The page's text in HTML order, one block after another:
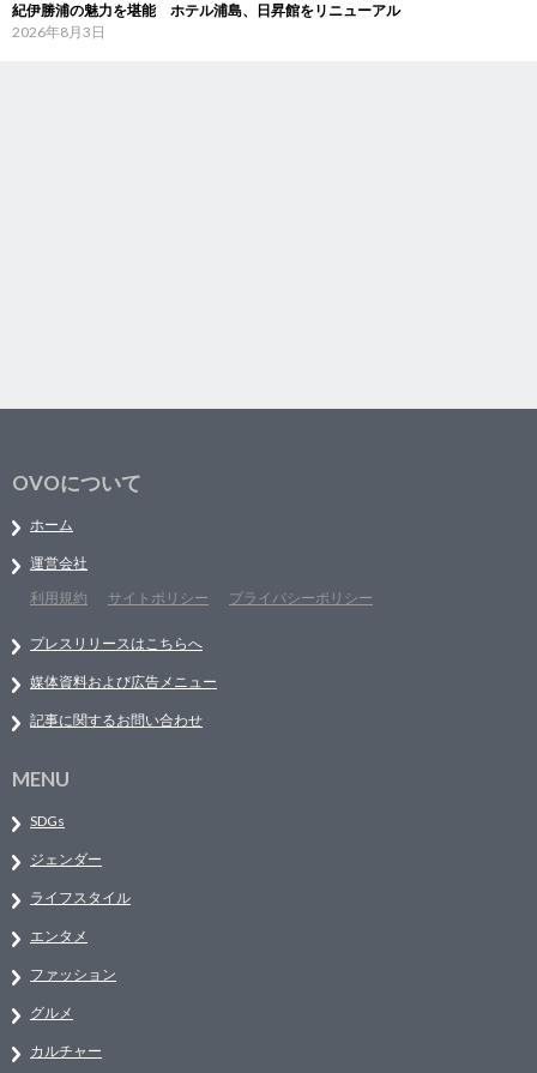
紀伊勝浦の魅力を堪能 ホテル浦島、日昇館をリニューアル
2026年8月3日
OVOについて
ホーム
運営会社
利用規約
サイトポリシー プライバシーポリシー
プレスリリースはこちらへ
媒体資料および広告メニュー
記事に関するお問い合わせ
MENU
SDGs
ジェンダー
ライフスタイル
エンタメ
ファッション
グルメ
カルチャー